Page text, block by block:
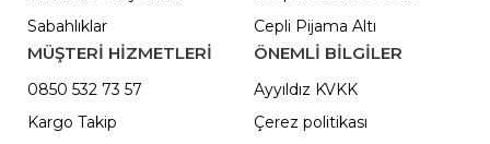
Sabahlıklar
Cepli Pijama Altı
MÜŞTERİ HİZMETLERİ
0850 532 73 57
Kargo Takip
ÖNEMLI BILGILER
Ayyıldız KVKK
Çerez politikası